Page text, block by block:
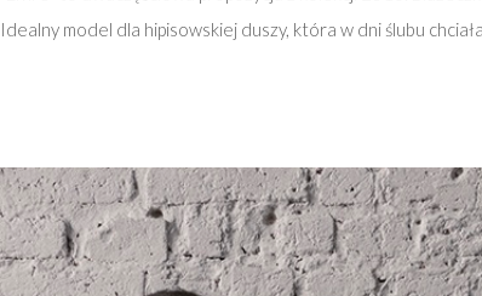
Idealny model dla hipisowskiej duszy, która w dni ślubu